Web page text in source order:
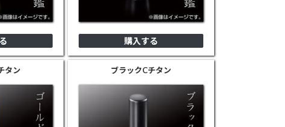
購入する
タン ブラックCチタン